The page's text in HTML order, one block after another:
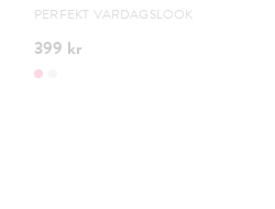
PERFEKT VARDAGSLOOK
399 kr